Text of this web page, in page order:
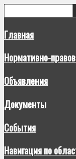
Главная
Нормативно-
Объявления
Документы
События
Навигация по